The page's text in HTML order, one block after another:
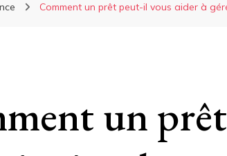
Comment un prêt peut-il vous aider à
un